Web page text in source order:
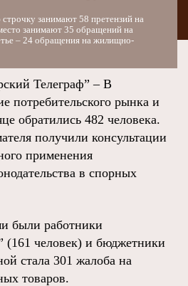
занимают 58 претензий на
занимают 35 обращений на
– 24 обращения на жилищно-
Телеграф” – В
потребительского рынка и
обратились 482 человека.
получили консультации
применения
в спорных
были работники
(161 человек) и бюджетники
стала 301 жалоба на
товаров.